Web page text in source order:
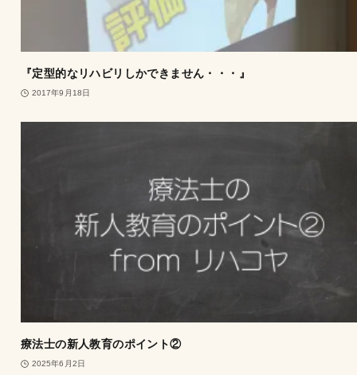
『定型的なリハビリしかできません・・・』
2017年9月18日
療法士の新人教育のポイント②
2025年6月2日